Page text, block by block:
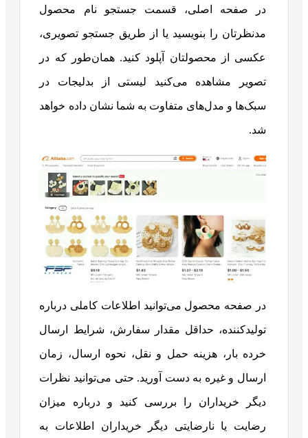
در صفحه اصلی، قسمت جستجو نام محصول
مدنظرتان را بنویسید یا از طریق جستجو تصویری،
عکسی از محصولتان آپلود کنید. همان‌طور که در
تصویر مشاهده می‌کنید لیستی از بدلیجات در
سبک‌ها و مدل‌های متفاوت به شما نشان داده خواهد
شد.
در صفحه محصول می‌توانید اطلاعات کاملی درباره
تولیدکننده، حداقل مقدار سفارش، شرایط ارسال
خرده بار، هزینه حمل و نقل، نحوه ارسال، زمان
ارسال و غیره به دست آورید. حتی می‌توانید نظرات
دیگر خریداران را بررسی کنید و درباره میزان
رضایت یا نارضایتی دیگر خریداران اطلاعات به